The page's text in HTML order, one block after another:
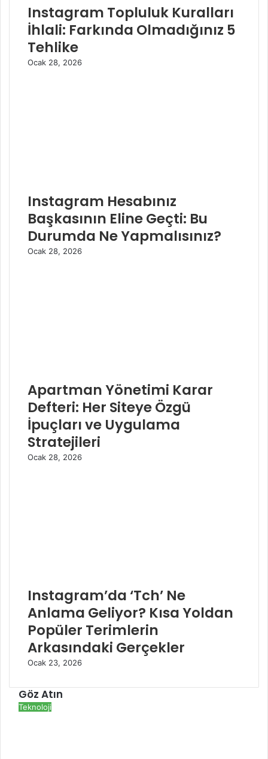
Instagram Topluluk Kuralları
İhlali: Farkında Olmadığınız 5
Tehlike
Ocak 28, 2026
Instagram Hesabınız
Başkasının Eline Geçti: Bu
Durumda Ne Yapmalısınız?
Ocak 28, 2026
Apartman Yönetimi Karar
Defteri: Her Siteye Özgü
İpuçları ve Uygulama
Stratejileri
Ocak 28, 2026
Instagram’da ‘Tch’ Ne
Anlama Geliyor? Kısa Yoldan
Popüler Terimlerin
Arkasındaki Gerçekler
Ocak 23, 2026
Göz Atın
K
Teknoloji